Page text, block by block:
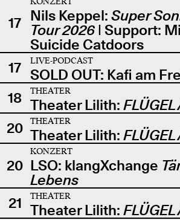
17 Nils Keppel: Super
Tour 2026| Support:
Suicide Catdoors
17
LIVE-PODCAST
SOLD OUT: Kafi am
18
THEATER
Theater Lilith:
20
THEATER
Theater Lilith:
20
KONZERT
LSO: klangXchange
Lebens
21
THEATER
Theater Lilith: